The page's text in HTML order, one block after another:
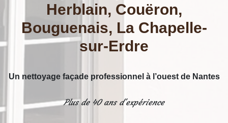
Herblain, Couëron,
Bouguenais, La Chapelle-
sur-Erdre
Un nettoyage façade professionnel à l’ouest de Nantes
Plus de 40 ans d'expérience